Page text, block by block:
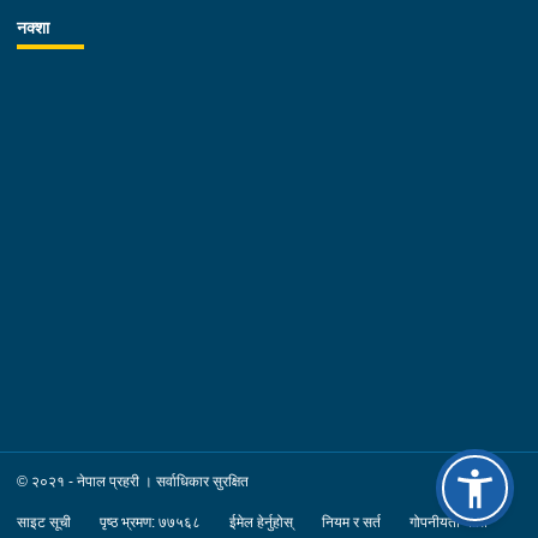
कुमार श्रेष्ठ, कोशी प्रदेश प्रहरी कार्यालय विराटनगरका प्रहरी वरिष्ठ
नक्शा
© २०२१ - नेपाल प्रहरी । सर्वाधिकार सुरक्षित
साइट सूची पृष्ठ भ्रमण: ७७५६८ ईमेल हेर्नुहोस् नियम र सर्त गोपनीयता नीति